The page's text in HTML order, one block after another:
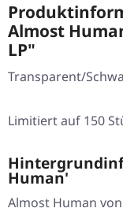
Almost
LP"
Transparent/
Limitiert auf 150
Human'
Almost Human von